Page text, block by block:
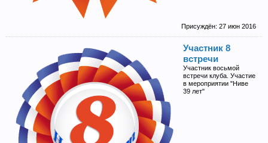
Присуждён: 27 июн 2016
Участник 8
встречи
Участник восьмой
встречи клуба. Участие
в мероприятии "Ниве
39 лет"